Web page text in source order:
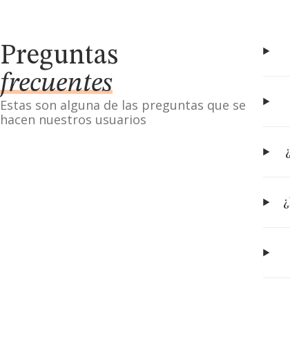
Preguntas
frecuentes
Estas son alguna de las preguntas que se
hacen nuestros usuarios